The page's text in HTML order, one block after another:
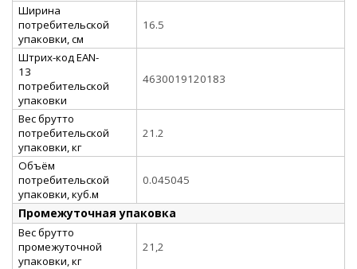
Ширина
потребительской
упаковки, см
16.5
Штрих-код EAN-
13
потребительской
упаковки
4630019120183
Вес брутто
потребительской
упаковки, кг
21.2
Объём
потребительской
упаковки, куб.м
0.045045
Промежуточная упаковка
Вес брутто
промежуточной
упаковки, кг
21,2